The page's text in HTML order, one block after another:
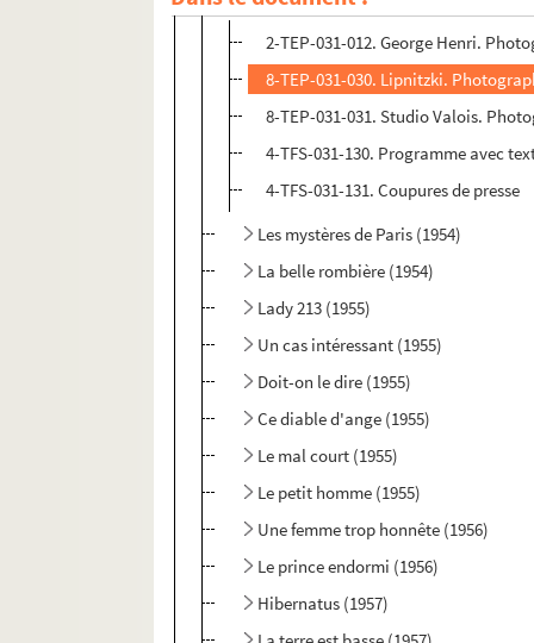
2-TEP-031-012. George Henri.
8-TEP-031-030. Lipnitzki.
8-TEP-031-031. Studio Valois.
4-TFS-031-130. Programme avec
4-TFS-031-131. Coupures de presse
Les mystères de Paris (1954)
La belle rombière (1954)
Lady 213 (1955)
Un cas intéressant (1955)
Doit-on le dire (1955)
Ce diable d'ange (1955)
Le mal court (1955)
Le petit homme (1955)
Une femme trop honnête (1956)
Le prince endormi (1956)
Hibernatus (1957)